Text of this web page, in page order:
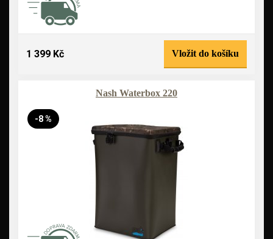
1 399 Kč Vložit do košíku
Nash Waterbox 220
-8 %